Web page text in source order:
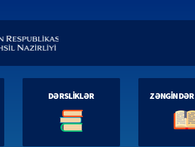
DƏRSLİKLƏR ZƏNGİN